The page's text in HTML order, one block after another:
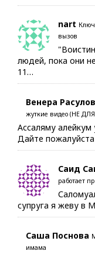
nart
вызов
людей, пока они
11…
Венера
жуткие видео (НЕ
Ассаляму алейкум
Дайте
Саид
работает
супруга я жеву в
Саша Поснова
имама